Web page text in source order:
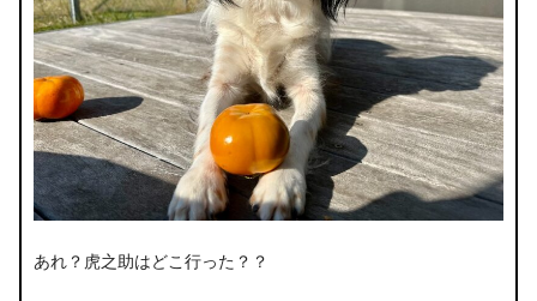
あれ？虎之助はどこ行った？？